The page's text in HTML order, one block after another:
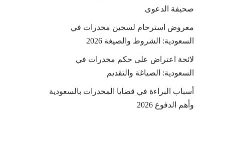
صحيفة الدعوى
معروض استرحام لسجين مخدرات في
السعودية: الشروط والصيغة 2026
لائحة اعتراض على حكم مخدرات في
السعودية: الصياغة والتقديم
أسباب البراءة في قضايا المخدرات بالسعودية
وأهم الدفوع 2026